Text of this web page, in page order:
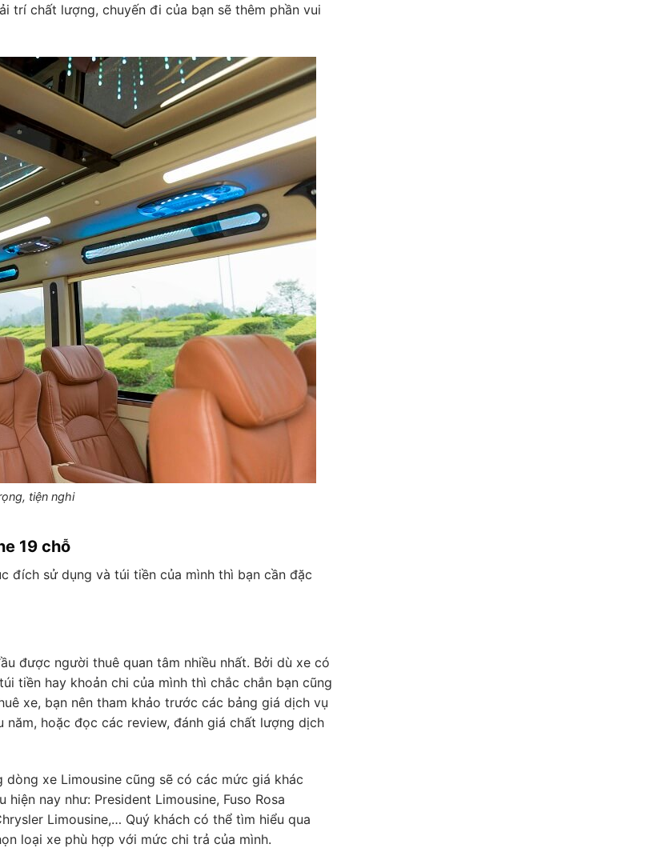
trí chất lượng, chuyến đi của bạn sẽ thêm phần vui
tiện nghi
19 chỗ
đích sử dụng và túi tiền của mình thì bạn cần đặc
được người thuê quan tâm nhiều nhất. Bởi dù xe có
tiền hay khoản chi của mình thì chắc chắn bạn cũng
xe, bạn nên tham khảo trước các bảng giá dịch vụ
hoặc đọc các review, đánh giá chất lượng dịch
xe Limousine cũng sẽ có các mức giá khác
nay như: President Limousine, Fuso Rosa
Limousine,… Quý khách có thể tìm hiểu qua
loại xe phù hợp với mức chi trả của mình.